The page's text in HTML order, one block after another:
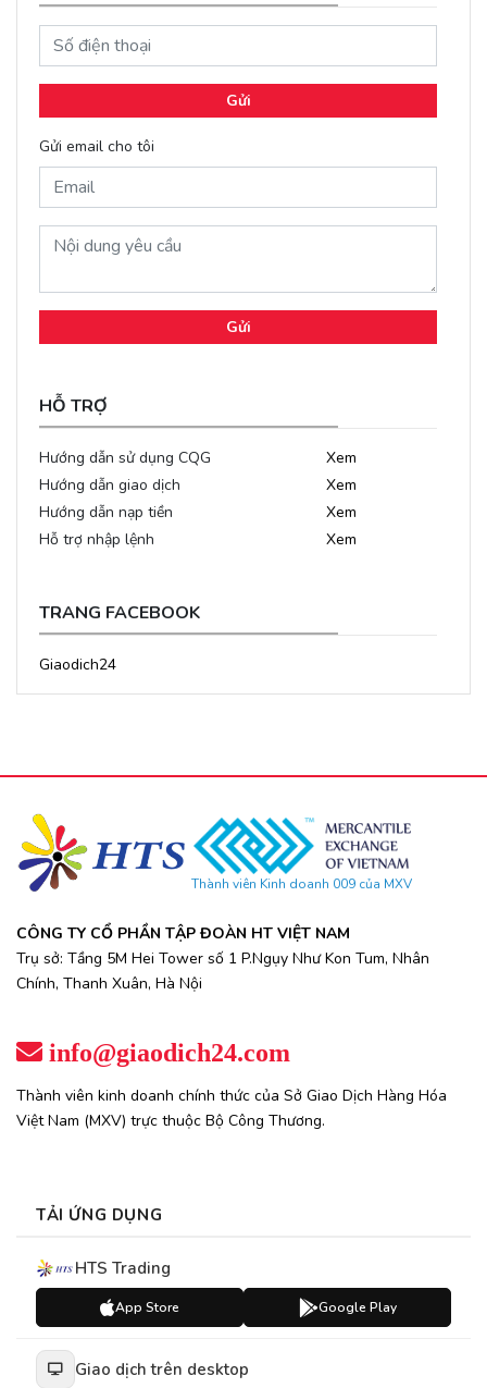
Gửi
Gửi email cho tôi
Gửi
HỖ TRỢ
Hướng dẫn sử dụng CQG
Xem
Hướng dẫn giao dịch
Xem
Hướng dẫn nạp tiền
Xem
Hỗ trợ nhập lệnh
Xem
TRANG FACEBOOK
Giaodich24
Thành viên Kinh doanh 009 của MXV
CÔNG TY CỔ PHẦN TẬP ĐOÀN HT VIỆT NAM
Trụ sở: Tầng 5M Hei Tower số 1 P.Ngụy Như Kon Tum, Nhân
Chính, Thanh Xuân, Hà Nội
info@giaodich24.com
Thành viên kinh doanh chính thức của Sở Giao Dịch Hàng Hóa
Việt Nam (MXV) trực thuộc Bộ Công Thương.
TẢI ỨNG DỤNG
HTS Trading
App Store Google Play
Giao dịch trên desktop